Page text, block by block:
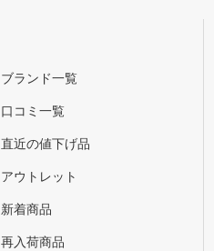
ブランド一覧
口コミ一覧
直近の値下げ品
アウトレット
新着商品
再入荷商品